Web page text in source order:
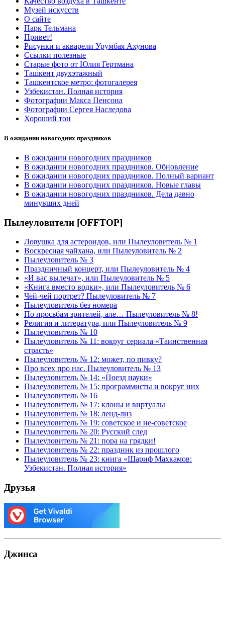
Музей искусств
О сайте
Парк Тельмана
Привет!
Рисунки и акварели Урумбая Ахунова
Ссылки полезные
Старые фото от Юлия Гертмана
Ташкент двухэтажный
Ташкентское метро: фотогалерея
Узбекистан. Полная история
Фотографии Макса Пенсона
Фотографии Сергея Наследова
Хороший тон
В ожидании новогодних праздников
В ожидании новогодних праздников
В ожидании новогодних праздников. Обновление
В ожидании новогодних праздников. Полный вариант
В ожидании новогодних праздников. Новые главы
В ожидании новогодних праздников. Дела давно
минувших дней
Пылеуловители [OFFTOP]
Ловушка для астероидов, или Пылеуловитель № 1
Воскресная чайхана, или Пылеуловитель № 2
Пылеуловитель № 3
Праздничный концерт, или Пылеуловитель № 4
«И вас вылечат», или Пылеуловитель № 5
«Книга вместо водки», или Пылеуловитель № 6
Чей-чей портрет? Пылеуловитель № 7
Пылеуловитель без номера
По просьбам зрителей, але… Пылеуловитель № 8!
Религия и литература, или Пылеуловитель № 9
Пылеуловитель № 10
Пылеуловитель № 11: вокруг сериала «Таинственная
страсть»
Пылеуловитель № 12: может, по пивку?
Про всех про нас. Пылеуловитель № 13
Пылеуловитель № 14: «Поезд науки»
Пылеуловитель № 15: программисты и вокруг них
Пылеуловитель № 16
Пылеуловитель № 17: клоны и виртуалы
Пылеуловитель № 18: ленд-лиз
Пылеуловитель № 19: советское и не-советское
Пылеуловитель № 20: Русский след
Пылеуловитель № 21: пора на грядки!
Пылеуловитель № 22: праздник из прошлого
Пылеуловитель № 23: книга «Шариф Махкамов:
Узбекистан. Полная история»
Друзья
Джинса